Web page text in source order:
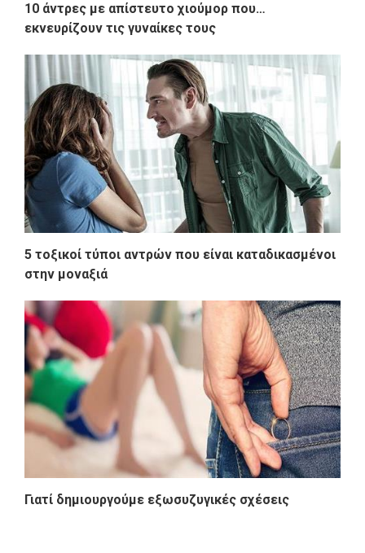
10 άντρες με απίστευτο χιούμορ που…
εκνευρίζουν τις γυναίκες τους
5 τοξικοί τύποι αντρών που είναι καταδικασμένοι
στην μοναξιά
Γιατί δημιουργούμε εξωσυζυγικές σχέσεις